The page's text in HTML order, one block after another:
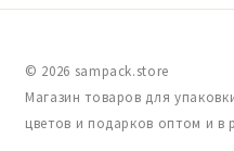
© 2026 sampack.store
Магазин товаров для
цветов и подарков оптом и в